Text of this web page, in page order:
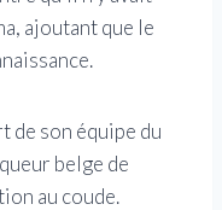
ajoutant que le
de son équipe du
belge de
au coude.